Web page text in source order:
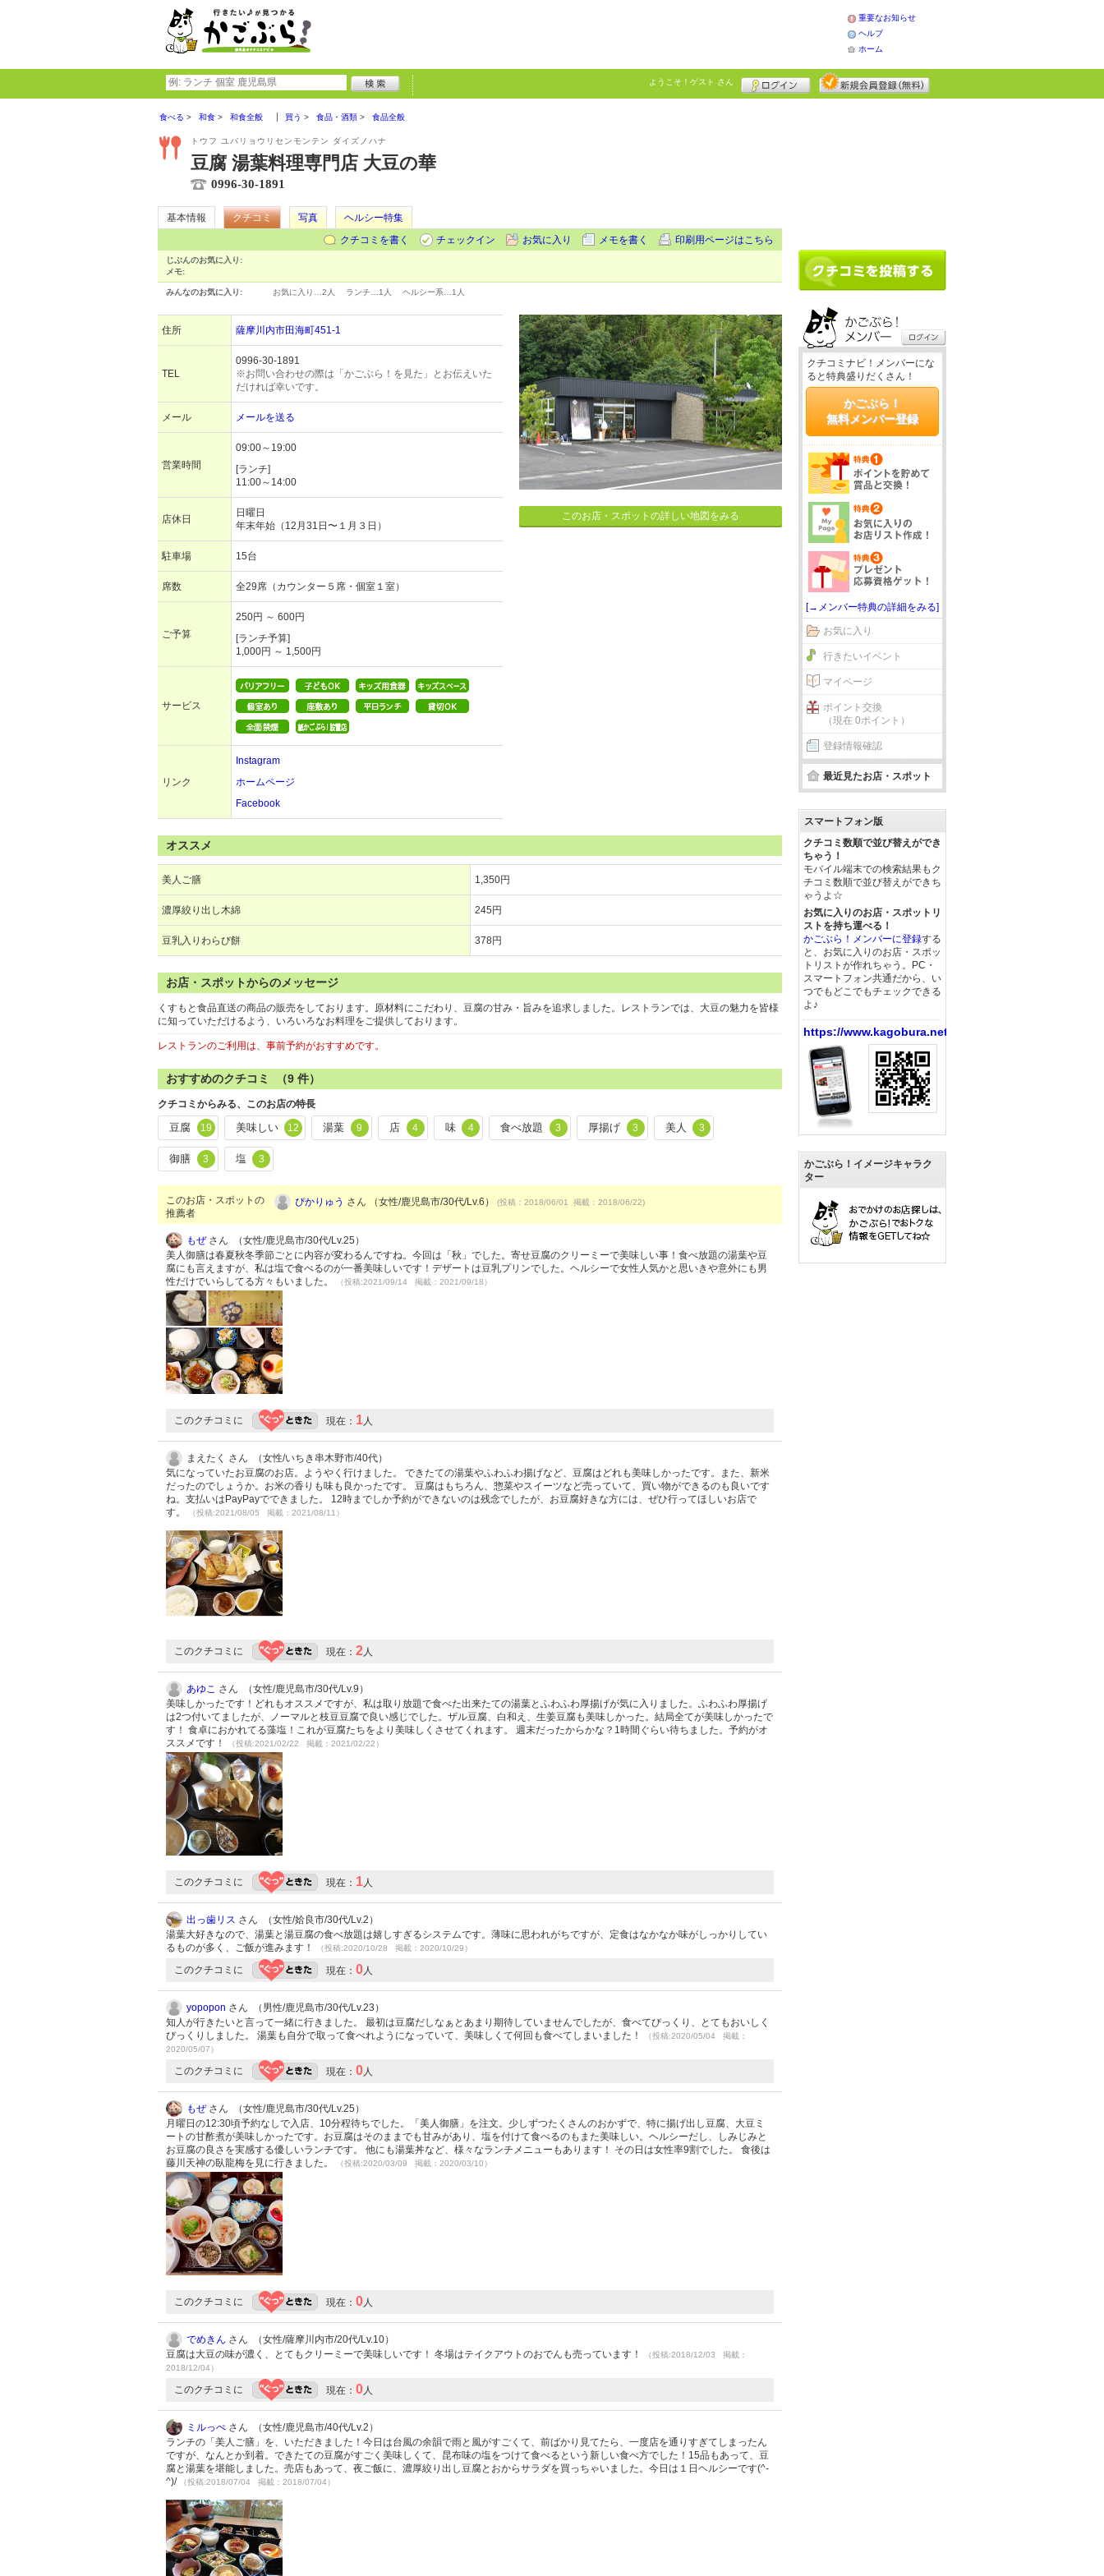
重要なお知らせ
ヘルプ
ホーム
ようこそ！ ゲスト さん
食べる 和食 和食全般 買う 食品・酒類 食品全般
トウフ ユバリョウリセンモンテン ダイズノハナ
豆腐 湯葉料理専門店 大豆の華
0996-30-1891
基本情報 クチコミ 写真
ヘルシー特集
クチコミを書く
チェックイン お気に入り メモを書く 印刷用ページはこちら
じぶんのお気に入り:
メモ:
みんなのお気に入り: お気に入り… 2人 ランチ… 1人 ヘルシー系… 1人
住所 薩摩川内市田海町451-1
TEL
0996-30-1891
※お問い合わせの際は「かごぶら！を見た」とお伝えいた
だければ幸いです。
メール メールを送る
営業時間
09:00～19:00
[ランチ]
11:00～14:00
店休日
日曜日
年末年始（12月31日〜１月３日）
駐車場 15台
席数 全29席（カウンター５席・個室１室）
ご予算
250円 ～ 600円
[ランチ予算]
1,000円 ～ 1,500円
サービス
リンク
Instagram
ホームページ
Facebook
このお店・スポットの詳しい地図をみる
オススメ
美人ご膳 1,350円
濃厚絞り出し木綿 245円
豆乳入りわらび餅 378円
お店・スポットからのメッセージ
くすもと食品直送の商品の販売をしております。原材料にこだわり、豆腐の甘み・旨みを追求しました。レストランでは、大豆の魅力を皆様
に知っていただけるよう、いろいろなお料理をご提供しております。
レストランのご利用は、事前予約がおすすめです。
おすすめのクチコミ （9 件）
クチコミからみる、このお店の特長
豆腐 19 美味しい 12 湯葉 9 店 4 味 4 食べ放題 3 厚揚げ 3 美人 3
御膳 3 塩 3
このお店・スポットの
推薦者
ぴかりゅう さん （女性/鹿児島市/30代/Lv.6） (投稿：2018/06/01 掲載：2018/06/22)
もぜさん （女性/鹿児島市/30代/Lv.25）
美人御膳は春夏秋冬季節ごとに内容が変わるんですね。今回は「秋」でした。寄せ豆腐のクリーミーで美味しい事！食べ放題の湯葉や豆
腐にも言えますが、私は塩で食べるのが一番美味しいです！デザートは豆乳プリンでした。ヘルシーで女性人気かと思いきや意外にも男
性だけでいらしてる方々もいました。
（投稿:2021/09/14 掲載：2021/09/18）
このクチコミに 現在： 1人
まえたく さん （女性/いちき串木野市/40代）
気になっていたお豆腐のお店。ようやく行けました。 できたての湯葉やふわふわ揚げなど、豆腐はどれも美味しかったです。また、新米
だったのでしょうか。お米の香りも味も良かったです。 豆腐はもちろん、惣菜やスイーツなど売っていて、買い物ができるのも良いです
ね。支払いはPayPayでできました。 12時までしか予約ができないのは残念でしたが、お豆腐好きな方には、ぜひ行ってほしいお店で
す。
（投稿:2021/08/05 掲載：2021/08/11）
このクチコミに 現在： 2人
あゆこ さん （女性/鹿児島市/30代/Lv.9）
美味しかったです！どれもオススメですが、私は取り放題で食べた出来たての湯葉とふわふわ厚揚げが気に入りました。ふわふわ厚揚げ
は2つ付いてましたが、ノーマルと枝豆豆腐で良い感じでした。ザル豆腐、白和え、生姜豆腐も美味しかった。結局全てが美味しかったで
す！ 食卓におかれてる藻塩！これが豆腐たちをより美味しくさせてくれます。 週末だったからかな？1時間ぐらい待ちました。予約がオ
ススメです！
（投稿:2021/02/22 掲載：2021/02/22）
このクチコミに 現在： 1人
出っ歯リス さん （女性/姶良市/30代/Lv.2）
湯葉大好きなので、湯葉と湯豆腐の食べ放題は嬉しすぎるシステムです。薄味に思われがちですが、定食はなかなか味がしっかりしてい
るものが多く、ご飯が進みます！
（投稿:2020/10/28 掲載：2020/10/29）
このクチコミに 現在： 0人
yopopon さん （男性/鹿児島市/30代/Lv.23）
知人が行きたいと言って一緒に行きました。 最初は豆腐だしなぁとあまり期待していませんでしたが、食べてびっくり、とてもおいしく
びっくりしました。 湯葉も自分で取って食べれようになっていて、美味しくて何回も食べてしまいました！
（投稿:2020/05/04 掲載：
2020/05/07）
このクチコミに 現在： 0人
もぜさん （女性/鹿児島市/30代/Lv.25）
月曜日の12:30頃予約なしで入店、10分程待ちでした。「美人御膳」を注文。少しずつたくさんのおかずで、特に揚げ出し豆腐、大豆ミ
ートの甘酢煮が美味しかったです。お豆腐はそのままでも甘みがあり、塩を付けて食べるのもまた美味しい。ヘルシーだし、しみじみと
お豆腐の良さを実感する優しいランチです。 他にも湯葉丼など、様々なランチメニューもあります！ その日は女性率9割でした。 食後は
藤川天神の臥龍梅を見に行きました。
（投稿:2020/03/09 掲載：2020/03/10）
このクチコミに 現在： 0人
でめきん さん （女性/薩摩川内市/20代/Lv.10）
豆腐は大豆の味が濃く、とてもクリーミーで美味しいです！ 冬場はテイクアウトのおでんも売っています！
（投稿:2018/12/03 掲載：
2018/12/04）
このクチコミに 現在： 0人
ミルっぺ さん （女性/鹿児島市/40代/Lv.2）
ランチの「美人ご膳」を、いただきました！今日は台風の余韻で雨と風がすごくて、前ばかり見てたら、一度店を通りすぎてしまったん
ですが、なんとか到着。できたての豆腐がすごく美味しくて、昆布味の塩をつけて食べるという新しい食べ方でした！15品もあって、豆
腐と湯葉を堪能しました。売店もあって、夜ご飯に、濃厚絞り出し豆腐とおからサラダを買っちゃいました。今日は１日ヘルシーです(^-
^)/
（投稿:2018/07/04 掲載：2018/07/04）
クチコミナビ！メンバーにな
ると特典盛りだくさん！
かごぶら！
無料メンバー登録
[→メンバー特典の詳細をみる]
お気に入り
行きたいイベント
マイページ
ポイント交換
（現在 0ポイント）
登録情報確認
最近見たお店・スポット
スマートフォン版
クチコミ数順で並び替えができ
ちゃう！
モバイル端末での検索結果もク
チコミ数順で並び替えができち
ゃうよ☆
お気に入りのお店・スポットリ
ストを持ち運べる！
かごぶら！メンバーに登録する
と、お気に入りのお店・スポッ
トリストが作れちゃう。PC・
スマートフォン共通だから、い
つでもどこでもチェックできる
よ♪
https://www.kagobura.net/
かごぶら！イメージキャラク
ター